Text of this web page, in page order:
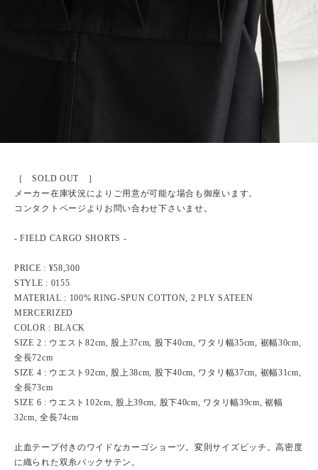
［ SOLD OUT ］
メーカー在庫状況によりご用意が可能な場合も御座います。
コンタクトページよりお問い合わせ下さいませ。
- FIELD CARGO SHORTS -
PRICE : ¥58,300
STYLE : 0155
MATERIAL : 100% RING-SPUN COTTON, 2 PLY SATEEN
MERCERIZED
COLOR : BLACK
SIZE 2 : ウエスト82cm, 股上37cm, 股下40cm, ワタリ幅35cm, 裾幅30cm,
全長72cm
SIZE 4 : ウエスト92cm, 股上38cm, 股下40cm, ワタリ幅37cm, 裾幅31cm,
全長73cm
SIZE 6 : ウエスト102cm, 股上39cm, 股下40cm, ワタリ幅39cm, 裾幅
32cm, 全長74cm
止血テープ付きのワイドなカーゴショーツ。変則サイズピッチ。高密度
に織られた双糸バックサテン。